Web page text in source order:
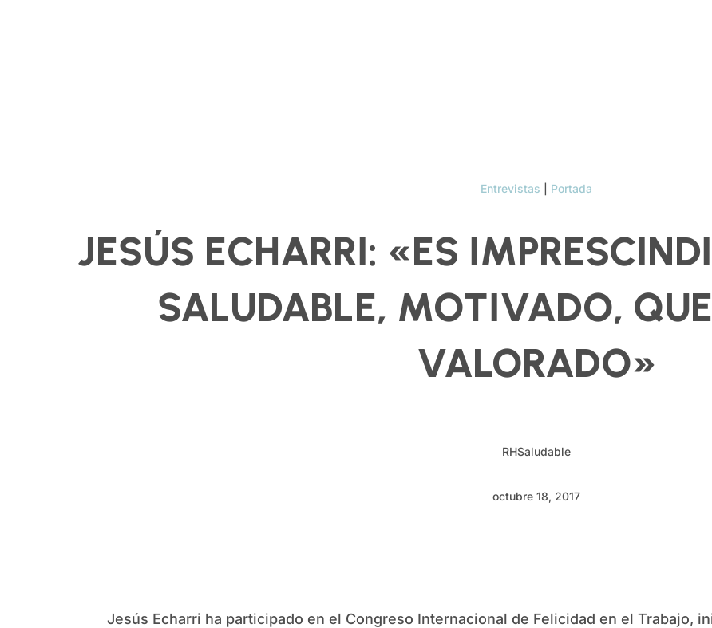
Entrevistas Portada
JESÚS ECHARRI: «ES
SALUDABLE, MOTIVADO,
VALORADO»
RHSaludable
octubre 18, 2017
Jesús Echarri ha participado en el Congreso Internacional de Felicidad en el Trabajo,